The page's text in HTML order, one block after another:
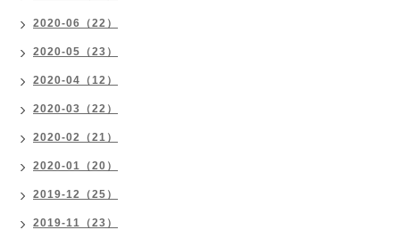
2020-06（22）
2020-05（23）
2020-04（12）
2020-03（22）
2020-02（21）
2020-01（20）
2019-12（25）
2019-11（23）